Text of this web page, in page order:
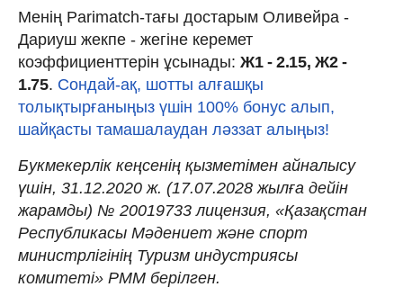
Менің Parimatch-тағы достарым Оливейра -
Дариуш жекпе - жегіне керемет
коэффициенттерін ұсынады: Ж1 - 2.15, Ж2 -
1.75. Сондай-ақ, шотты алғашқы
толықтырғаныңыз үшін 100% бонус алып,
шайқасты тамашалаудан ләззат алыңыз!
Букмекерлік кеңсенің қызметімен айналысу
үшін, 31.12.2020 ж. (17.07.2028 жылға дейін
жарамды) № 20019733 лицензия, «Қазақстан
Республикасы Мәдениет және спорт
министрлігінің Туризм индустриясы
комитеті» РММ берілген.